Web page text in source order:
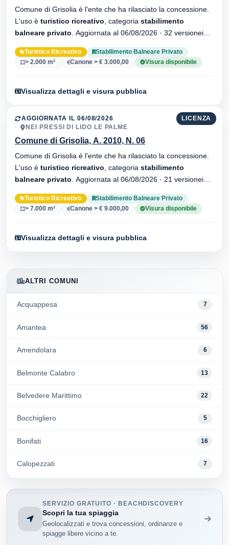
ALTRI COMUNI
Acquappesa 7
Amantea 56
Amendolara 6
Belmonte Calabro 13
Belvedere Marittimo 22
Bocchigliero 5
Bonifati 16
Calopezzati 7
Cassano Allo Ionio
Cetraro
SERVIZIO GRATUITO · BEACHDISCOVERY
Scopri la tua spiaggia
Geolocalizzati e trova concessioni, ordinanze e
spiagge libere vicino a te.
Comune di Grisolia è l'ente che ha rilasciato la concessione.
L'uso è turistico ricreativo , categoria stabilimento
balneare privato
Turistico Ricreativo
Stabilimento Balneare Privato
> 2.000 m²
Canone > € 3.000,00 Visura disponibile
Visualizza dettagli e visura pubblica
LICENZA
AGGIORNATA IL 06/08/2026
NEI PRESSI DI LIDO LE PALME
Comune di Grisolia, A. 2010, N. 06
Comune di Grisolia è l'ente che ha rilasciato la concessione.
L'uso è turistico ricreativo , categoria stabilimento
balneare privato
Turistico Ricreativo
Stabilimento Balneare Privato
> 7.000 m²
Canone > € 9.000,00 Visura disponibile
Visualizza dettagli e visura pubblica